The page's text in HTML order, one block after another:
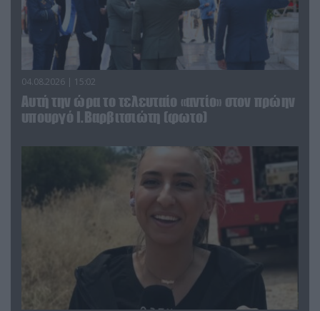
04.08.2026 | 15:02
Αυτή την ώρα το τελευταίο «αντίο» στον πρώην
υπουργό Ι.Βαρβιτσιώτη (φωτο)